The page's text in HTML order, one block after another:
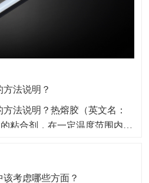
法说明？
法说明？热熔胶（英文名：
粘合剂，在一定温度范围内其
因其产品本身系固体，便于
、无污染、无毒型；以及生
考虑哪些方面？